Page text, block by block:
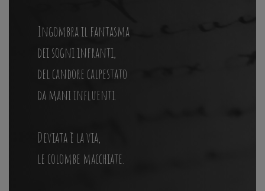
Ingombra il fantasma
dei sogni infranti,
del candore calpestato
da mani influenti.
Deviata è la via,
le colombe macchiate.